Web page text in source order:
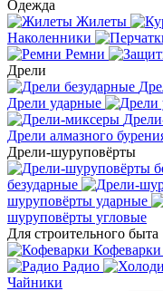
Одежда
Жилеты
Наколенники
Ремни
Дрели
Дрели ударные
Дрели алмазного
Дрели-шуруповёрты
безударные
шуруповёрты ударные
шуруповёрты угловые
Для строительного быта
Кофеварки
Радио
Чайники